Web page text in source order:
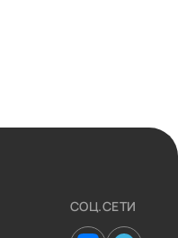
СОЦ.СЕТИ